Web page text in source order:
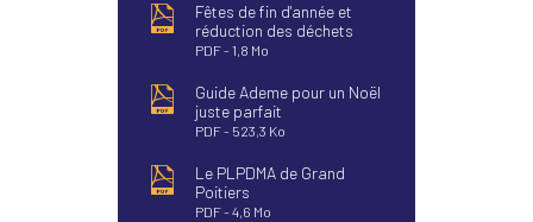
Fêtes de fin d'année et
réduction des déchets
PDF 1,8 Mo
Guide Ademe pour un Noël
juste parfait
PDF 523,3 Ko
Le PLPDMA de Grand
Poitiers
PDF 4,6 Mo